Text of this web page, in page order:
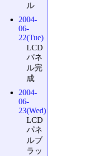
ル
2004-
06-
22(Tue)
LCD
パネ
ル完
成
2004-
06-
23(Wed)
LCD
パネ
ルブ
ラッ